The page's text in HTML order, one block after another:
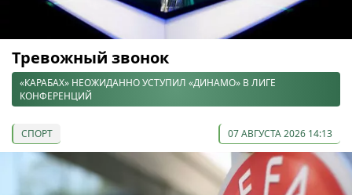
Тревожный звонок
«КАРАБАХ» НЕОЖИДАННО УСТУПИЛ «ДИНАМО» В ЛИГЕ
КОНФЕРЕНЦИЙ
СПОРТ 07 АВГУСТА 2026 14:13